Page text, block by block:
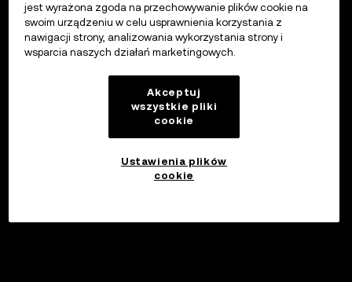
jest wyrażona zgoda na przechowywanie plików cookie na
swoim urządzeniu w celu usprawnienia korzystania z
nawigacji strony, analizowania wykorzystania strony i
wsparcia naszych działań marketingowych.
Akceptuj
wszystkie pliki
cookie
Ustawienia plików
cookie